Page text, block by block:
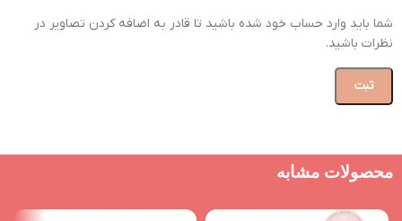
شما باید وارد حساب خود شده باشید تا قادر به اضافه کردن تصاویر در
نظرات باشید.
محصولات مشابه